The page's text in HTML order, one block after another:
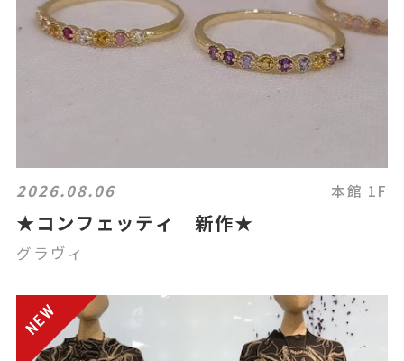
2026.08.06 本館 1F
★コンフェッティ 新作★
グラヴィ